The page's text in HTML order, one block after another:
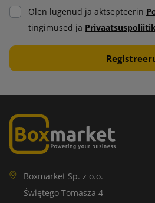
Olen lugenud ja aktsepteerin
tingimused ja
Boxmarket Sp. z o.o.
Świętego Tomasza 4